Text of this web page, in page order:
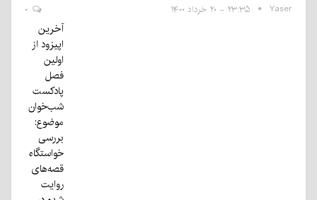
Yaser ۲۳:۳۵ - ۲۰ خرداد ۱۴۰۰
آخرین
اپیزود از
اولین
فصل
پادکست
شب‌خوان
موضوع:
بررسی
خواستگاه
قصه‌های
روایت